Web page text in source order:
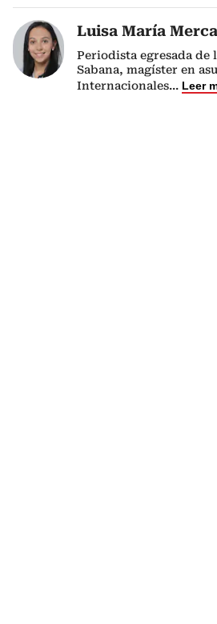
Luisa María
Periodista egresada de
Sabana, magíster en
Internacionales... Leer